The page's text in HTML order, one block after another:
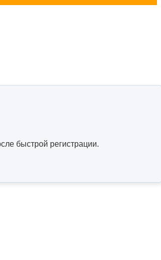
быстрой регистрации.